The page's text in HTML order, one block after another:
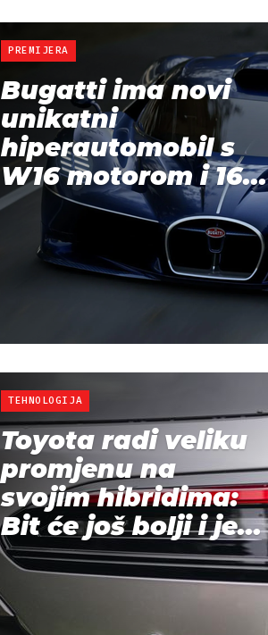
PREMIJERA
Bugatti ima novi
unikatni
hiperautomobil s
W16 motorom i 16...
TEHNOLOGIJA
Toyota radi veliku
promjenu na
svojim hibridima:
Bit će još bolji i je...